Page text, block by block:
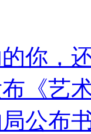
你，
《艺
公布